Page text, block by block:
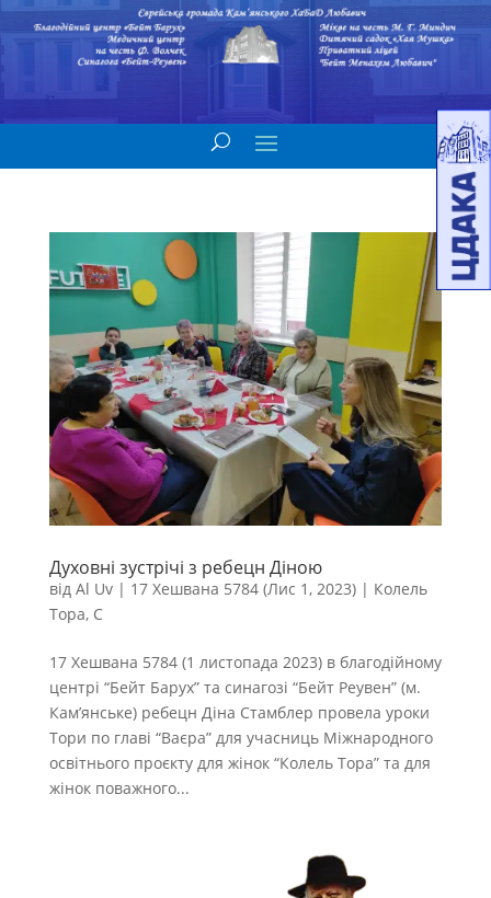
Духовні зустрічі з ребецн Діною
від Al Uv| 17 Хешвана 5784 (Лис 1, 2023)| Колель
Тора, С
17 Хешвана 5784 (1 листопада 2023) в благодійному
центрі “Бейт Барух” та синагозі “Бейт Реувен” (м.
Кам’янське) ребецн Діна Стамблер провела уроки
Тори по главі “Ваєра” для учасниць Міжнародного
освітнього проєкту для жінок “Колель Тора” та для
жінок поважного...